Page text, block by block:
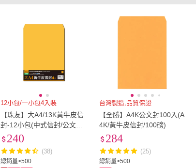
12小包/一小包4入裝
【珠友】大A4/13K黃牛皮信
封-12小包(中式信封/公文信
封袋)
總銷量>500
240
(38)
台灣製造,品質保證
【全勝】A4K公文封100入(A
4K/黃牛皮信封/100磅)
總銷量>500
284
(25)